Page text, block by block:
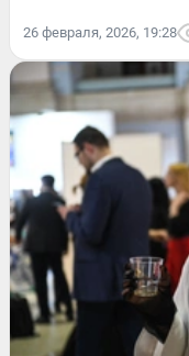
26 февраля, 2026, 19:28